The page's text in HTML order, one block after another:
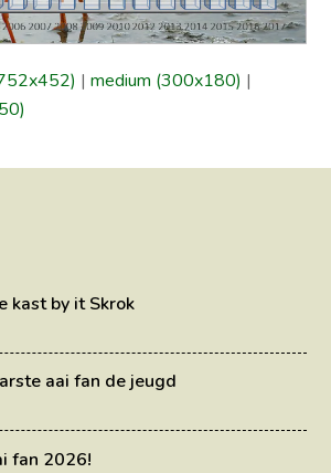
|medium (300x180) |
kast by it Skrok
aai fan de jeugd
fan 2026!